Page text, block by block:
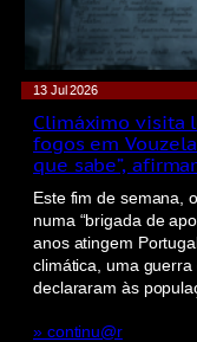
13 Jul 2026
Climáximo visita
fogos em
que sabe”,
Este fim de semana,
numa “brigada de
anos atingem
climática, uma
declararam às
» continu@r